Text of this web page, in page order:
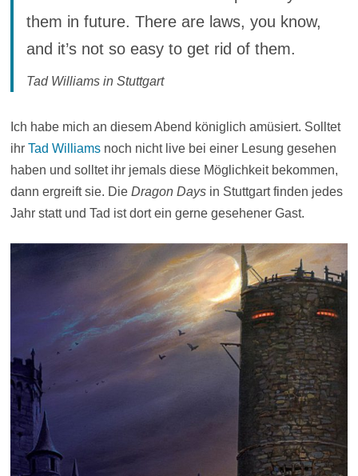
them in future. There are laws, you know,
and it’s not so easy to get rid of them.
Tad Williams in Stuttgart
Ich habe mich an diesem Abend königlich amüsiert. Solltet
ihr Tad Williamsnoch nicht live bei einer Lesung gesehen
haben und solltet ihr jemals diese Möglichkeit bekommen,
dann ergreift sie. Die Dragon Daysin Stuttgart finden jedes
Jahr statt und Tad ist dort ein gerne gesehener Gast.